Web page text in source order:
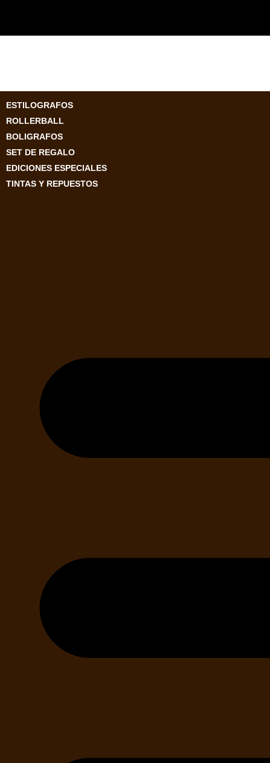
ESTILOGRAFOS
ROLLERBALL
BOLIGRAFOS
SET DE REGALO
EDICIONES ESPECIALES
TINTAS Y REPUESTOS